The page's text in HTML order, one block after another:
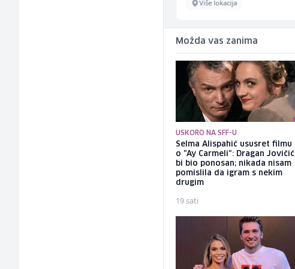
Više lokacija
Možda vas zanima
USKORO NA SFF-U
Selma Alispahić ususret filmu
o "Ay Carmeli": Dragan Jovičić
bi bio ponosan; nikada nisam
pomislila da igram s nekim
drugim
19 sati